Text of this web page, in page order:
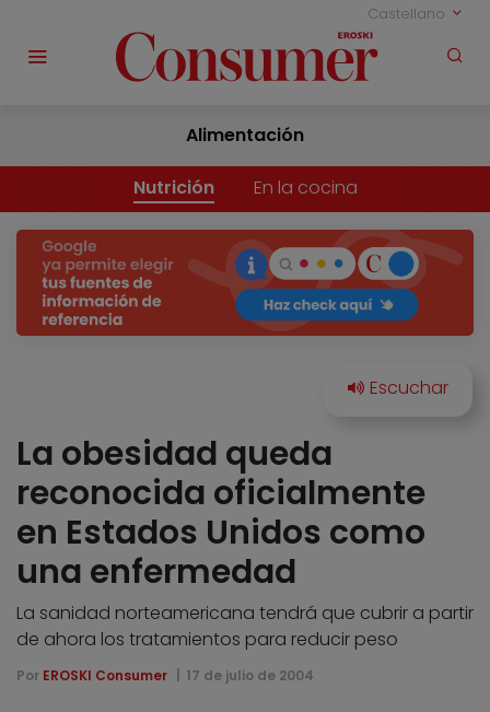
Castellano
Alimentación
Nutrición En la cocina
La obesidad queda
reconocida oficialmente
en Estados Unidos como
una enfermedad
La sanidad norteamericana tendrá que cubrir a partir
de ahora los tratamientos para reducir peso
Por EROSKI Consumer 17 de julio de 2004